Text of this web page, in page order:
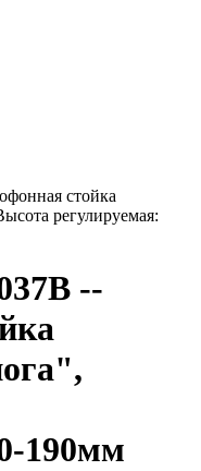
стойка
регулируемая:
--
190мм